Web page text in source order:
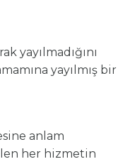
yayılmadığını
yayılmış bir
anlam
her hizmetin